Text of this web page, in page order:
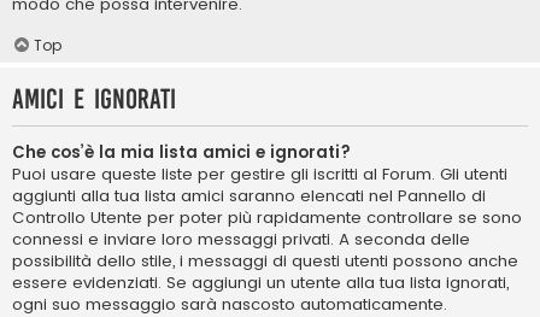
modo che possa intervenire.
Top
Amici e ignorati
Che cos’è la mia lista amici e ignorati?
Puoi usare queste liste per gestire gli iscritti al Forum. Gli utenti
aggiunti alla tua lista amici saranno elencati nel Pannello di
Controllo Utente per poter più rapidamente controllare se sono
connessi e inviare loro messaggi privati. A seconda delle
possibilità dello stile, i messaggi di questi utenti possono anche
essere evidenziati. Se aggiungi un utente alla tua lista ignorati,
ogni suo messaggio sarà nascosto automaticamente.